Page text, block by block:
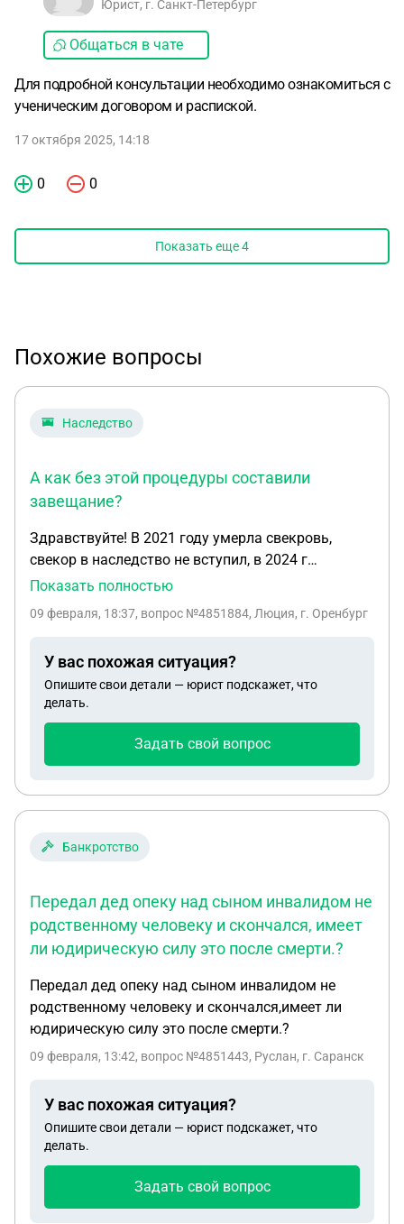
Юрист, г. Санкт-Петербург
Общаться в чате
Для подробной консультации необходимо ознакомиться с
ученическим договором и распиской.
17 октября 2025, 14:18
0 0
Показать еще4
Похожие вопросы
Наследство
А как без этой процедуры составили
завещание?
Здравствуйте! В 2021 году умерла свекровь,
свекор в наследство не вступил, в 2024 г
составлено завещание , квартиру одному внуку,
разных сыновей. Сейчас хотел подарить квартиру
наследство. А как без этой процедуры составили
завещание? Имеет ли силу этот документ?
Показать полностью
09 февраля, 18:37, вопрос №4851884, Люция, г. Оренбург
У вас похожая ситуация?
Опишите свои детали — юрист подскажет, что
делать.
Задать свой вопрос
Банкротство
Передал дед опеку над сыном инвалидом не
родственному человеку и скончался, имеет
ли юдирическую силу это после смерти.?
Передал дед опеку над сыном инвалидом не
родственному человеку и скончался,имеет ли
юдирическую силу это после смерти.?
09 февраля, 13:42, вопрос №4851443, Руслан, г. Саранск
У вас похожая ситуация?
Опишите свои детали — юрист подскажет, что
делать.
Задать свой вопрос